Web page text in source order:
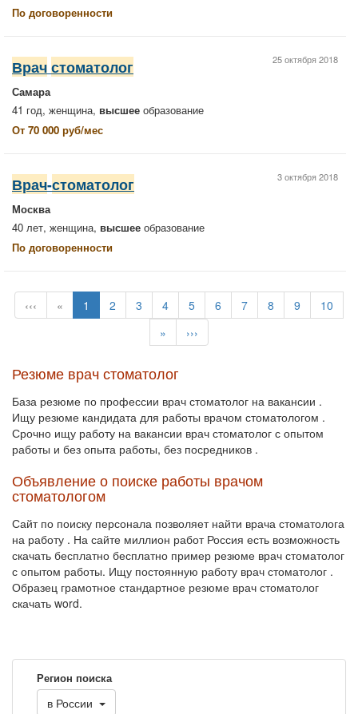
По договоренности
25 октября 2018
Врач стоматолог
Самара
41 год, женщина, высшее образование
От 70 000 руб/мес
3 октября 2018
Врач-стоматолог
Москва
40 лет, женщина, высшее образование
По договоренности
‹‹‹ « 1 2 3 4 5 6 7 8 9
10
»
›››
Резюме врач стоматолог
База резюме по профессии врач стоматолог на вакансии .
Ищу резюме кандидата для работы врачом стоматологом .
Срочно ищу работу на вакансии врач стоматолог с опытом
работы и без опыта работы, без посредников .
Объявление о поиске работы врачом
стоматологом
Сайт по поиску персонала позволяет найти врача стоматолога
на работу . На сайте миллион работ Россия есть возможность
скачать бесплатно бесплатно пример резюме врач стоматолог
с опытом работы. Ищу постоянную работу врач стоматолог .
Образец грамотное стандартное резюме врач стоматолог
скачать word.
Регион поиска
в России